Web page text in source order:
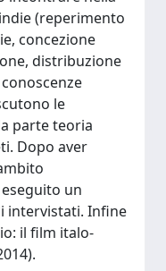
(reperimento
concezione
distribuzione
le
parte teoria
Dopo aver
un
intervistati. Infine
il film italo-